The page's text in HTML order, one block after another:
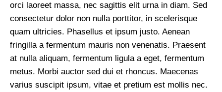
orci laoreet massa, nec sagittis elit urna in diam. Sed
consectetur dolor non nulla porttitor, in scelerisque
quam ultricies. Phasellus et ipsum justo. Aenean
fringilla a fermentum mauris non venenatis. Praesent
at nulla aliquam, fermentum ligula a eget, fermentum
metus. Morbi auctor sed dui et rhoncus. Maecenas
varius suscipit ipsum, vitae et pretium est mollis nec.